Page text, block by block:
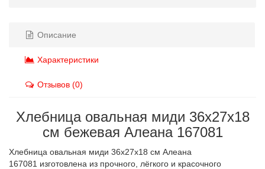
Описание
Характеристики
Отзывов (0)
Хлебница овальная миди 36х27х18
см бежевая Алеана 167081
Хлебница овальная миди 36х27х18 см Алеана
167081 изготовлена из прочного, лёгкого и красочного